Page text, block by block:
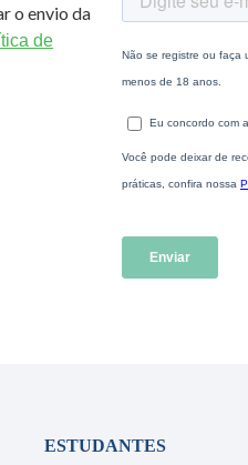
o envio da
de
ESTUDANTES